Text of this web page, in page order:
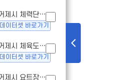
거제시 체력단련장업 - 인허가
데이터셋 바로가기
거제시 체육도장업 - 인허가
데이터셋 바로가기
거제시 요트장업 - 인허가